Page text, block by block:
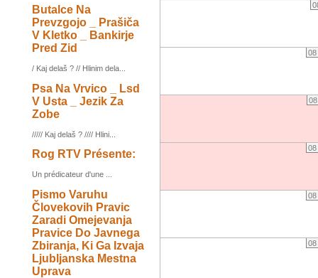
Butalce Na
Prevzgojo _ Prašiča
V Kletko _ Bankirje
Pred Zid
/ Kaj delaš ? // Hlinim dela...
Psa Na Vrvico _ Lsd
V Usta _ Jezik Za
Zobe
///// Kaj delaš ? //// Hlini...
Rog RTV Présente:
Un prédicateur d'une ...
Pismo Varuhu
Človekovih Pravic
Zaradi Omejevanja
Pravice Do Javnega
Zbiranja, Ki Ga Izvaja
Ljubljanska Mestna
Uprava
08
08
08
08